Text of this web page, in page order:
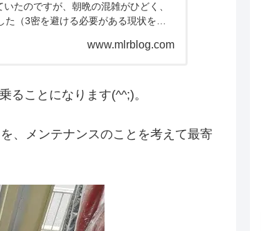
たのですが、朝晩の混雑がひどく、
（3密を避ける必要がある現状を踏
www.mlrblog.com
ることになります(^^;)。
、メンテナンスのことを考えて最寄